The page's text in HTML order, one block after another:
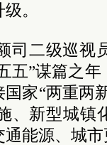
。
司二级巡视
五”谋篇之
家“两重两
、新型城镇
能源、城